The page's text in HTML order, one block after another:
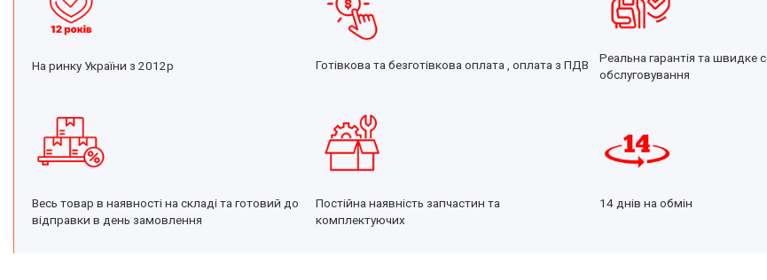
На ринку України з 2012р Готівкова та безготівкова оплата , оплата з ПДВ
Реальна гарантія та швидке
обслуговування
Весь товар в наявності на складі та готовий до
відправки в день замовлення
Постійна наявність запчастин та
комплектуючих
14 днів на обмін